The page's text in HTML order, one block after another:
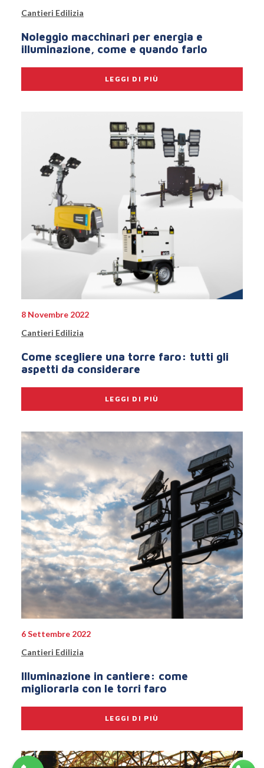
Cantieri Edilizia
Noleggio macchinari per energia e
illuminazione, come e quando farlo
LEGGI DI PIÙ
8 Novembre 2022
Cantieri Edilizia
Come scegliere una torre faro: tutti gli
aspetti da considerare
LEGGI DI PIÙ
6 Settembre 2022
Cantieri Edilizia
Illuminazione in cantiere: come
migliorarla con le torri faro
LEGGI DI PIÙ